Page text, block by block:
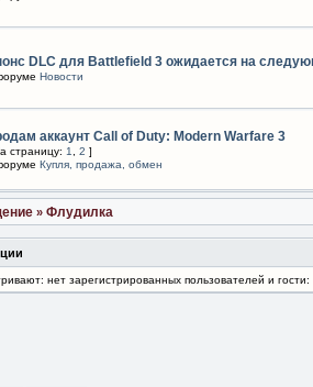
DLC для Battlefield 3 ожидается на
Новости
аккаунт Call of Duty: Modern Warfare 3
страницу: 1 2 ]
Купля, продажа, обмен
» Флудилка
нет зарегистрированных пользователей и гости: